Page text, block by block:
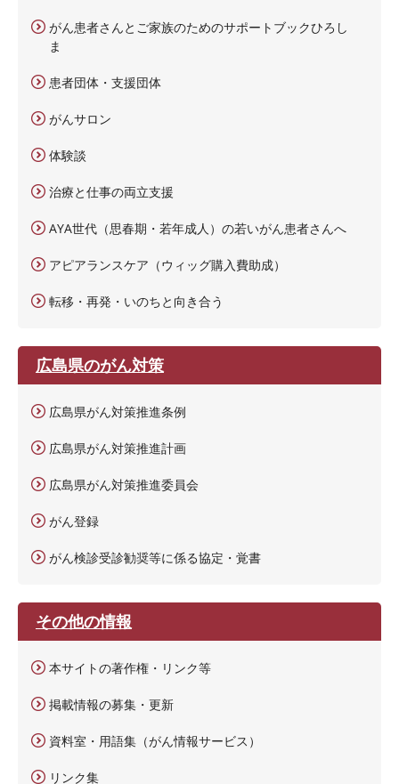
がん患者さんとご家族のためのサポートブックひろし
ま
患者団体・支援団体
がんサロン
体験談
治療と仕事の両立支援
AYA世代（思春期・若年成人）の若いがん患者さんへ
アピアランスケア（ウィッグ購入費助成）
転移・再発・いのちと向き合う
広島県のがん対策
広島県がん対策推進条例
広島県がん対策推進計画
広島県がん対策推進委員会
がん登録
がん検診受診勧奨等に係る協定・覚書
その他の情報
本サイトの著作権・リンク等
掲載情報の募集・更新
資料室・用語集（がん情報サービス）
リンク集